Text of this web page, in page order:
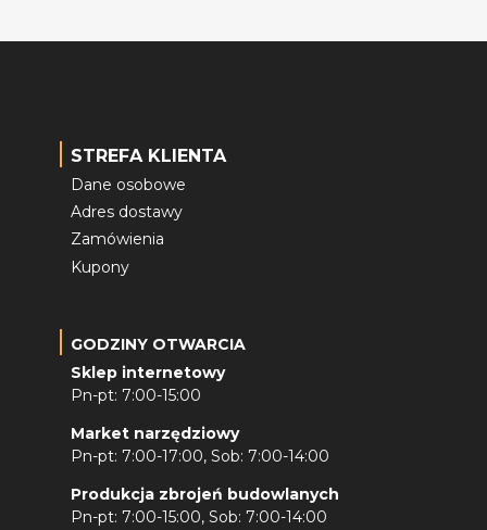
STREFA KLIENTA
Dane osobowe
Adres dostawy
Zamówienia
Kupony
GODZINY OTWARCIA
Sklep internetowy
Pn-pt: 7:00-15:00
Market narzędziowy
Pn-pt: 7:00-17:00, Sob: 7:00-14:00
Produkcja zbrojeń budowlanych
Pn-pt: 7:00-15:00, Sob: 7:00-14:00